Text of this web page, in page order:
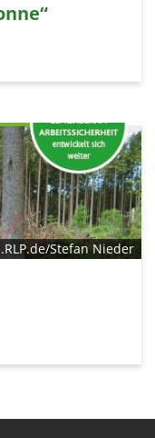
Stefan Nieder